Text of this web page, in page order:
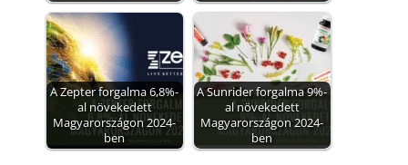
A Zepter forgalma 6,8%-
al növekedett
Magyarországon 2024-
ben
A Sunrider forgalma 9%-
al növekedett
Magyarországon 2024-
ben